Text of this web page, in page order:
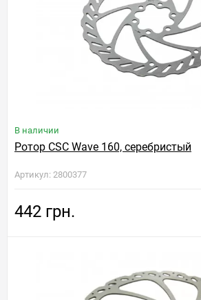
В наличии
Ротор CSC Wave 160, серебристый
Артикул: 2800377
442 грн.